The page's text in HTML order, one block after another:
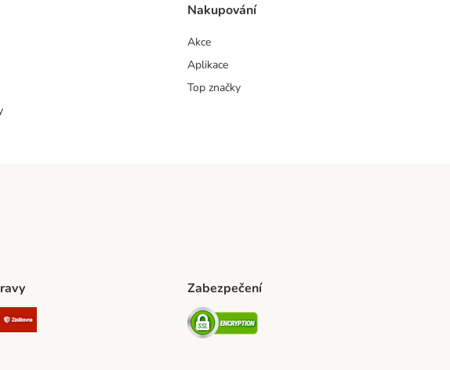
Nakupování
Akce
Aplikace
Top značky
Shipping Method
Shipping Method
Zabezpečení
Security